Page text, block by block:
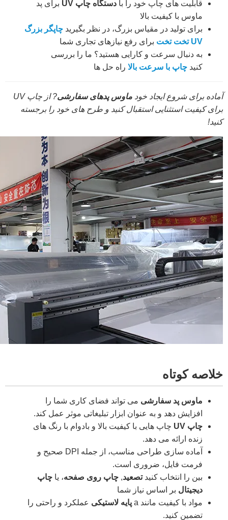
قابلیت های چاپ خود را با دستگاه چاپ UV
برای پد
ماوس با کیفیت بالا
برای تولید در مقیاس بزرگ، در نظر بگیرید چاپگر بزرگ
UV تخت تخت
برای رفع نیازهای تجاری شما
به دنبال سرعت و کارایی هستید؟ ما را بررسی
کنید چاپ با سرعت بالا راه حل ها
آماده برای شروع ایجاد خود ماوس پدهای سفارشی
? از چاپ UV
برای کیفیت استثنایی استقبال کنید و طرح های خود را برجسته
کنید!
خلاصه کوتاه
ماوس پد سفارشی می تواند فضای کاری شما را
افزایش دهد و به عنوان ابزار تبلیغاتی موثر عمل کند.
چاپ UV
چاپ هایی با کیفیت بالا و بادوام با رنگ های
زنده ارائه می دهد.
آماده سازی طراحی مناسب، از جمله DPI صحیح و
فرمت فایل، ضروری است.
بین را انتخاب کنیدتصعید, چاپ روی صفحه، یا چاپ
دیجیتال بر اساس نیاز شما
مواد با کیفیت مانند a
پایه لاستیکی عملکرد و راحتی را
تضمین کنید.